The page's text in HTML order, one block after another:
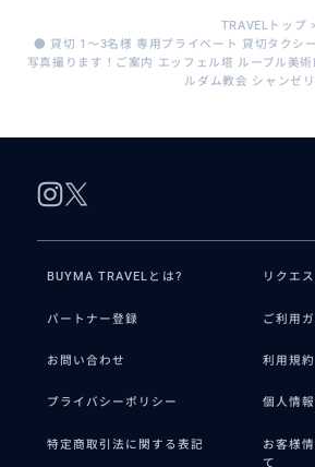
TRAVELトップ
● 貸切 1〜3名様 専用プライベート 貸切タクシ
写真撮ります！ご案内 エッフェル塔 ルーブル美
ルダム教会 シャンゼ
BUYMA TRAVELとは? リクエ
パートナー登録 ご利用
お問い合わせ 利用規約
プライバシーポリシー 個人情
特定商取引法に関する表記
お客様
て